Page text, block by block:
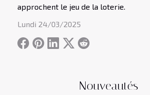
Nouveautés
approchent le jeu de la loterie.
Lundi 24/03/2025